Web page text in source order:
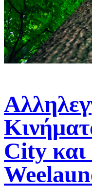
City